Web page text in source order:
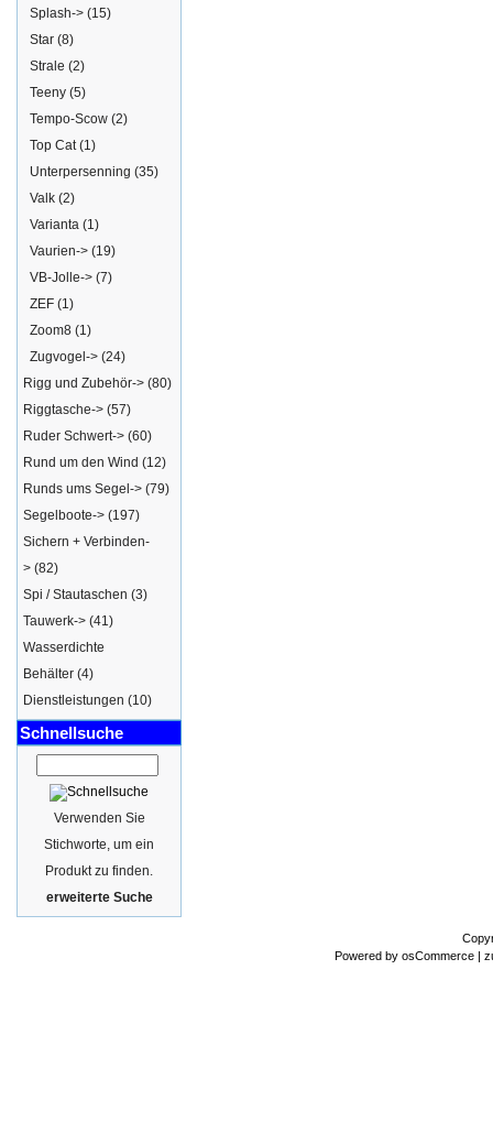
Splash-> (15)
Star (8)
Strale (2)
Teeny (5)
Tempo-Scow (2)
Top Cat(1)
Unterpersenning (35)
Valk (2)
Varianta (1)
Vaurien-> (19)
VB-Jolle-> (7)
ZEF (1)
Zoom8 (1)
Zugvogel-> (24)
Rigg und Zubehör-> (80)
Riggtasche-> (57)
Ruder Schwert-> (60)
Rund um den Wind (12)
Runds ums Segel-> (79)
Segelboote-> (197)
Sichern + Verbinden-
> (82)
Spi / Stautaschen (3)
Tauwerk-> (41)
Wasserdichte
Behälter (4)
Dienstleistungen (10)
Schnellsuche
Verwenden Sie
Stichworte, um ein
Produkt zu finden.
erweiterte Suche
Powered by osCommerce |